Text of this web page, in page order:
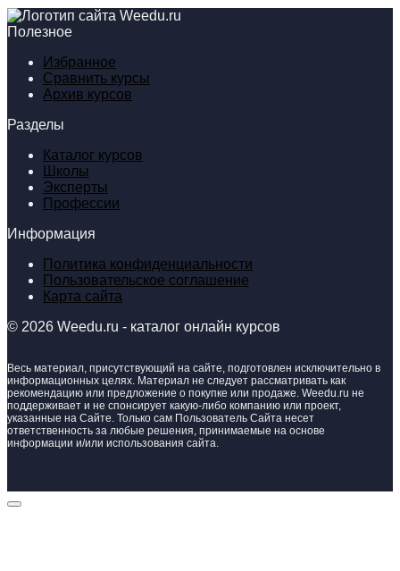
Полезное
Избранное
Сравнить курсы
Архив курсов
Разделы
Каталог курсов
Школы
Эксперты
Профессии
Информация
Политика конфиденциальности
Пользовательское соглашение
Карта сайта
© 2026 Weedu.ru - каталог онлайн курсов
Весь материал, присутствующий на сайте, подготовлен исключительно в
информационных целях. Материал не следует рассматривать как
рекомендацию или предложение о покупке или продаже. Weedu.ru не
поддерживает и не спонсирует какую-либо компанию или проект,
указанные на Сайте. Только сам Пользователь Сайта несет
ответственность за любые решения, принимаемые на основе
информации и/или использования сайта.